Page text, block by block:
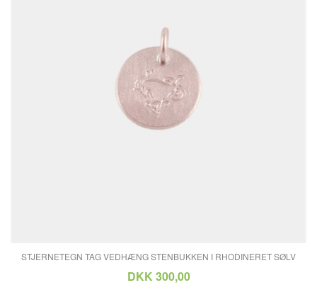
STJERNETEGN TAG VEDHÆNG STENBUKKEN I RHODINERET SØLV
DKK 300,00